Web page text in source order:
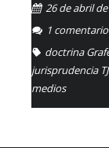
26 de abril
1 comentario
doctrina
jurisprudencia
medios